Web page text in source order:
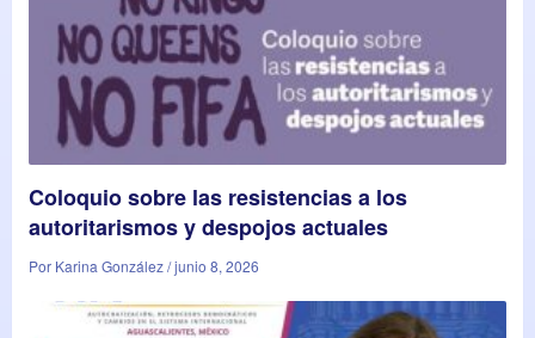
Coloquio sobre las resistencias a los
autoritarismos y despojos actuales
Por Karina González / junio 8, 2026